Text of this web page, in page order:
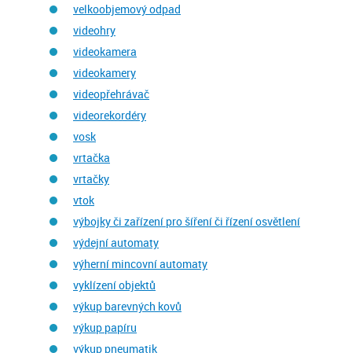
velkoobjemový odpad
videohry
videokamera
videokamery
videopřehrávač
videorekordéry
vosk
vrtačka
vrtačky
vtok
výbojky či zařízení pro šíření či řízení osvětlení
výdejní automaty
výherní mincovní automaty
vyklízení objektů
výkup barevných kovů
výkup papíru
výkup pneumatik